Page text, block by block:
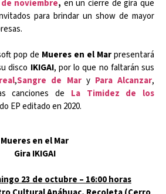
noviembre, en un cierre de gira que
para brindar un show de mayor
pop de Mueres en el Marpresentará
disco IKIGAI, por lo que no faltarán sus
,Sangre de Mary Para Alcanzar,
canciones de La Timidez de los
EP editado en 2020.
Mueres en el Mar
Gira IKIGAI
23 de octubre – 16:00 horas